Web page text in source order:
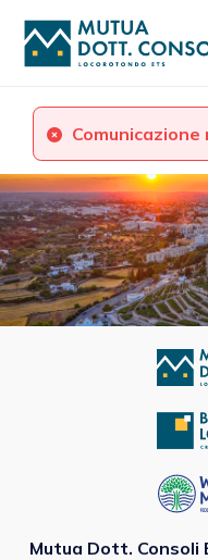
Mutua Dott. Consoli